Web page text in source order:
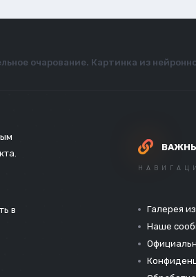
очарование. Картинка из
в
Галерея
Наше